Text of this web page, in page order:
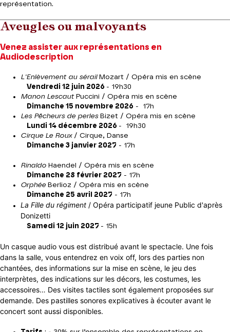
représentation.
Aveugles ou malvoyants
Venez assister aux représentations en
Audiodescription
L'Enlèvement au sérailMozart / Opéra mis en scène
Vendredi 12 juin 2026 - 19h30
Manon LescautPuccini / Opéra mis en scène
Dimanche 15 novembre 2026 - 17h
Les Pêcheurs de perlesBizet / Opéra mis en scène
Lundi 14 décembre 2026 - 19h30
Cirque Le Roux/ Cirque, Danse
Dimanche 3 janvier 2027 - 17h
Rinaldo Haendel / Opéra mis en scène
Dimanche 28 février 2027 - 17h
OrphéeBerlioz / Opéra mis en scène
Dimanche 25 avril 2027 - 17h
La Fille du régiment / Opéra participatif jeune Public d'après
Donizetti
Samedi 12 juin 2027 - 15h
Un casque audio vous est distribué avant le spectacle. Une fois
dans la salle, vous entendrez en voix off, lors des parties non
chantées, des informations sur la mise en scène, le jeu des
interprètes, des indications sur les décors, les costumes, les
accessoires… Des visites tactiles sont également proposées sur
demande. Des pastilles sonores explicatives à écouter avant le
concert sont aussi disponibles.